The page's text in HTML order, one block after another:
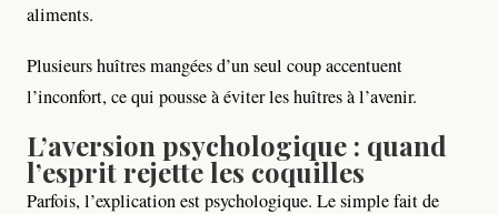
aliments.
Plusieurs huîtres mangées d’un seul coup accentuent
l’inconfort, ce qui pousse à éviter les huîtres à l’avenir.
L’aversion psychologique : quand
l’esprit rejette les coquilles
Parfois, l’explication est psychologique. Le simple fait de